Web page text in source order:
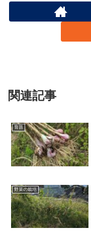
関連記事
育苗
野菜の栽培